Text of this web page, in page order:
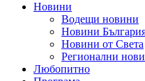
Новини
Водещи новини
Новини
Новини от Света
Регионални
Любопитно